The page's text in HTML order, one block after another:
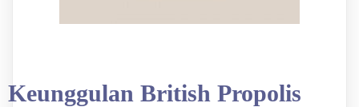
Keunggulan British Propolis